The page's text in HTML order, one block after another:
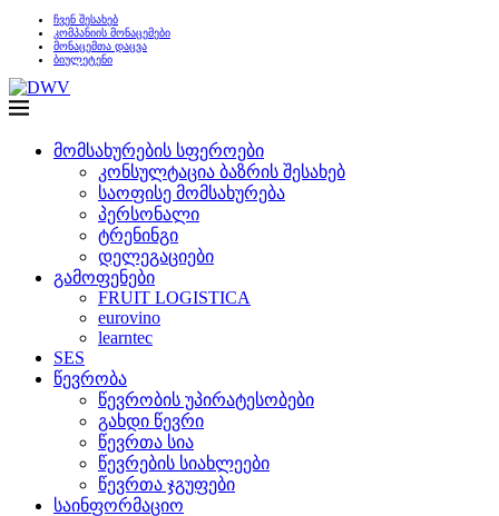
ჩვენ შესახებ
კომპანიის მონაცემები
მონაცემთა დაცვა
ბიულეტენი
მომსახურების სფეროები
კონსულტაცია ბაზრის შესახებ
საოფისე მომსახურება
პერსონალი
ტრენინგი
დელეგაციები
გამოფენები
FRUIT LOGISTICA
eurovino
learntec
SES
წევრობა
წევრობის უპირატესობები
გახდი წევრი
წევრთა სია
წევრების სიახლეები
წევრთა ჯგუფები
საინფორმაციო